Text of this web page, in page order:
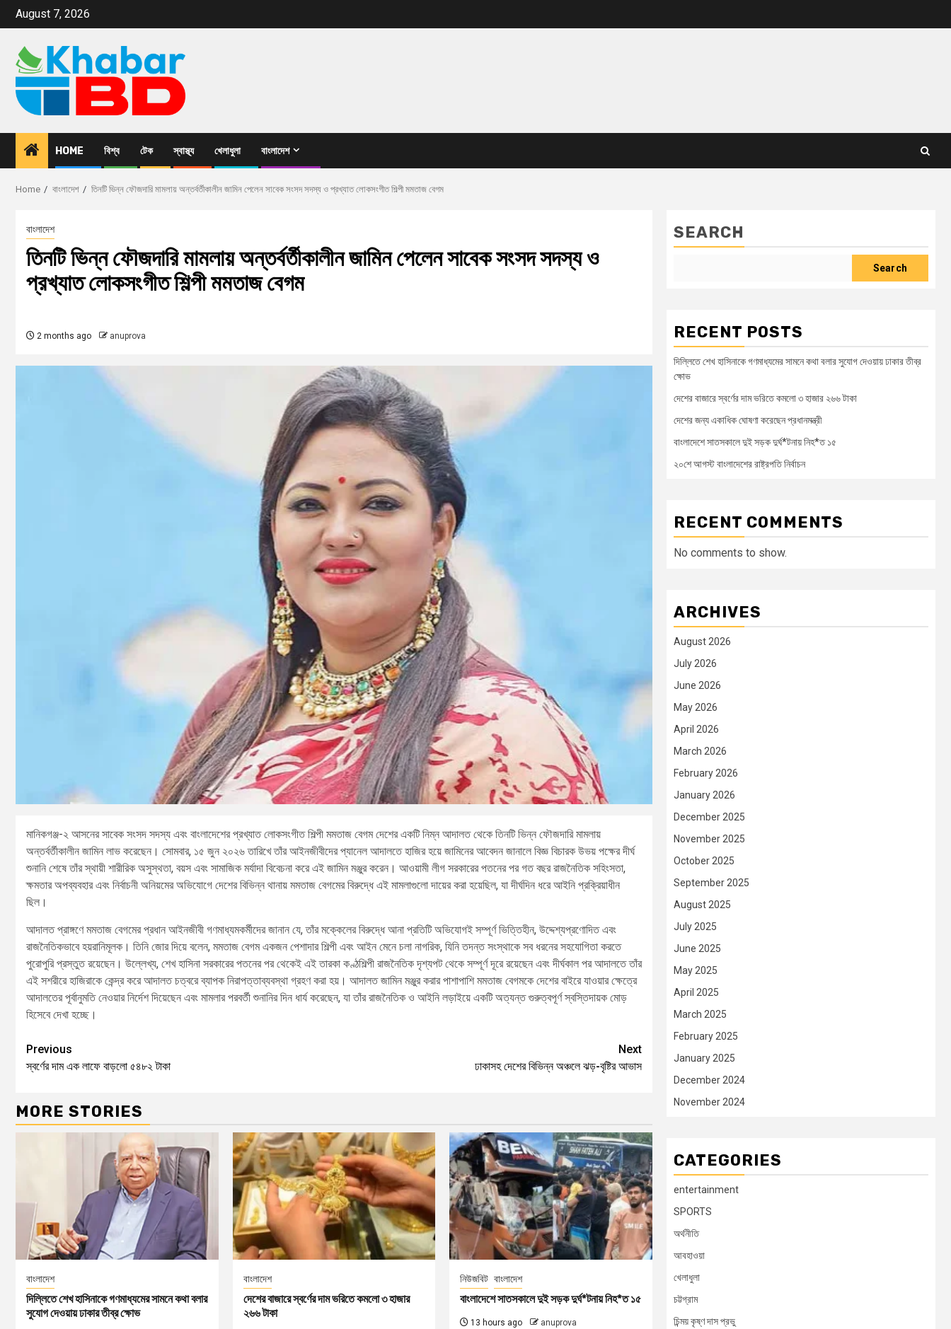
August 7, 2026
HOME বিশ্ব টেক স্বাস্থ্য খেলাধুলা বাংলাদেশ
Home বাংলাদেশ তিনটি ভিন্ন ফৌজদারি মামলায় অন্তর্বর্তীকালীন জামিন পেলেন সাবেক সংসদ সদস্য ও প্রখ্যাত লোকসংগীত শিল্পী মমতাজ বেগম
বাংলাদেশ
তিনটি ভিন্ন ফৌজদারি মামলায় অন্তর্বর্তীকালীন জামিন পেলেন সাবেক সংসদ সদস্য ও
প্রখ্যাত লোকসংগীত শিল্পী মমতাজ বেগম
2 months ago anuprova
মানিকগঞ্জ-২ আসনের সাবেক সংসদ সদস্য এবং বাংলাদেশের প্রখ্যাত লোকসংগীত শিল্পী মমতাজ বেগম দেশের একটি নিম্ন আদালত থেকে তিনটি ভিন্ন ফৌজদারি মামলায়
অন্তর্বর্তীকালীন জামিন লাভ করেছেন। সোমবার, ১৫ জুন ২০২৬ তারিখে তাঁর আইনজীবীদের প্যানেল আদালতে হাজির হয়ে জামিনের আবেদন জানালে বিজ্ঞ বিচারক উভয় পক্ষের দীর্ঘ
শুনানি শেষে তাঁর স্থায়ী শারীরিক অসুস্থতা, বয়স এবং সামাজিক মর্যাদা বিবেচনা করে এই জামিন মঞ্জুর করেন। আওয়ামী লীগ সরকারের পতনের পর গত বছর রাজনৈতিক সহিংসতা,
ক্ষমতার অপব্যবহার এবং নির্বাচনী অনিয়মের অভিযোগে দেশের বিভিন্ন থানায় মমতাজ বেগমের বিরুদ্ধে এই মামলাগুলো দায়ের করা হয়েছিল, যা দীর্ঘদিন ধরে আইনি প্রক্রিয়াধীন
ছিল।
আদালত প্রাঙ্গণে মমতাজ বেগমের প্রধান আইনজীবী গণমাধ্যমকর্মীদের জানান যে, তাঁর মক্কেলের বিরুদ্ধে আনা প্রতিটি অভিযোগই সম্পূর্ণ ভিত্তিহীন, উদ্দেশ্যপ্রণোদিত এবং
রাজনৈতিকভাবে হয়রানিমূলক। তিনি জোর দিয়ে বলেন, মমতাজ বেগম একজন পেশাদার শিল্পী এবং আইন মেনে চলা নাগরিক, যিনি তদন্ত সংস্থাকে সব ধরনের সহযোগিতা করতে
পুরোপুরি প্রস্তুত রয়েছেন। উল্লেখ্য, শেখ হাসিনা সরকারের পতনের পর থেকেই এই তারকা কণ্ঠশিল্পী রাজনৈতিক দৃশ্যপট থেকে সম্পূর্ণ দূরে রয়েছেন এবং দীর্ঘকাল পর আদালতে তাঁর
এই সশরীরে হাজিরাকে কেন্দ্র করে আদালত চত্বরে ব্যাপক নিরাপত্তাব্যবস্থা গ্রহণ করা হয়। আদালত জামিন মঞ্জুর করার পাশাপাশি মমতাজ বেগমকে দেশের বাইরে যাওয়ার ক্ষেত্রে
আদালতের পূর্বানুমতি নেওয়ার নির্দেশ দিয়েছেন এবং মামলার পরবর্তী শুনানির দিন ধার্য করেছেন, যা তাঁর রাজনৈতিক ও আইনি লড়াইয়ে একটি অত্যন্ত গুরুত্বপূর্ণ স্বস্তিদায়ক মোড়
হিসেবে দেখা হচ্ছে।
Previous
স্বর্ণের দাম এক লাফে বাড়লো ৫৪৮২ টাকা
Next
ঢাকাসহ দেশের বিভিন্ন অঞ্চলে ঝড়-বৃষ্টির আভাস
MORE STORIES
বাংলাদেশ
দিল্লিতে শেখ হাসিনাকে গণমাধ্যমের সামনে কথা বলার
সুযোগ দেওয়ায় ঢাকার তীব্র ক্ষোভ
বাংলাদেশ
দেশের বাজারে স্বর্ণের দাম ভরিতে কমলো ৩ হাজার
২৬৬ টাকা
নিউজবিট বাংলাদেশ
বাংলাদেশে সাতসকালে দুই সড়ক দুর্ঘ*টনায় নিহ*ত ১৫
13 hours ago anuprova
SEARCH
Search
RECENT POSTS
দিল্লিতে শেখ হাসিনাকে গণমাধ্যমের সামনে কথা বলার সুযোগ দেওয়ায় ঢাকার তীব্র
ক্ষোভ
দেশের বাজারে স্বর্ণের দাম ভরিতে কমলো ৩ হাজার ২৬৬ টাকা
দেশের জন্য একাধিক ঘোষণা করেছেন প্রধানমন্ত্রী
বাংলাদেশে সাতসকালে দুই সড়ক দুর্ঘ*টনায় নিহ*ত ১৫
২০শে আগস্ট বাংলাদেশের রাষ্ট্রপতি নির্বাচন
RECENT COMMENTS
No comments to show.
ARCHIVES
August 2026
July 2026
June 2026
May 2026
April 2026
March 2026
February 2026
January 2026
December 2025
November 2025
October 2025
September 2025
August 2025
July 2025
June 2025
May 2025
April 2025
March 2025
February 2025
January 2025
December 2024
November 2024
CATEGORIES
entertainment
SPORTS
অর্থনীতি
আবহাওয়া
খেলাধুলা
চট্টগ্রাম
চিন্ময় কৃষ্ণ দাস প্রভু